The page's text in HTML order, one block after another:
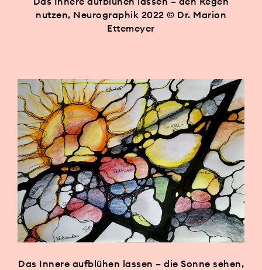
nutzen, Neurographik 2022 © Dr. Marion
Ettemeyer
Das Innere aufblühen lassen – die Sonne sehen,